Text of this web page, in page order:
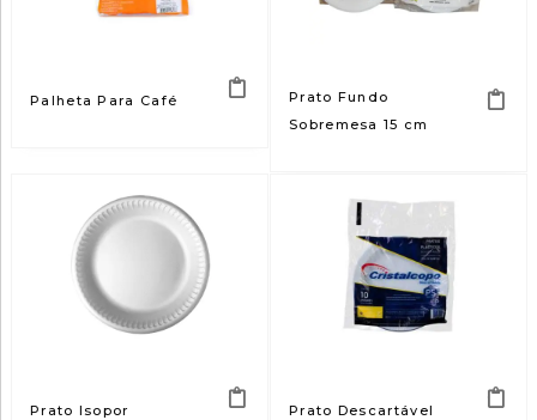
Palheta Para Café
Prato Fundo
Sobremesa 15 cm
Prato Isopor Prato Descartável